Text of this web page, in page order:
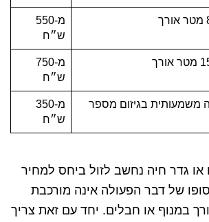
מ-550
ש״ח
מ-750
ש״ח
משמעותית בגיזום מספר
מ-350
ש״ח
או גדר חיה נחשב לזול ביחס למחיר
של דבר הפעולה אינה מורכבת
במנוף או חבלים. יחד עם זאת צריך